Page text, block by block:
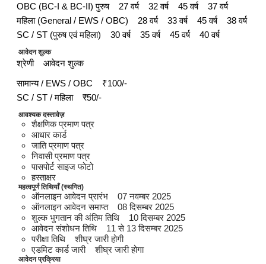
OBC (BC-I & BC-II) पुरुष 27 वर्ष 32 वर्ष 45 वर्ष 37 वर्ष
महिला (General / EWS / OBC) 28 वर्ष 33 वर्ष 45 वर्ष 38 वर्ष
SC / ST (पुरुष एवं महिला) 30 वर्ष 35 वर्ष 45 वर्ष 40 वर्ष
आवेदन शुल्क
श्रेणी आवेदन शुल्क
सामान्य / EWS / OBC ₹100/-
SC / ST / महिला ₹50/-
आवश्यक दस्तावेज़
शैक्षणिक प्रमाण पत्र
आधार कार्ड
जाति प्रमाण पत्र
निवासी प्रमाण पत्र
पासपोर्ट साइज फोटो
हस्ताक्षर
महत्वपूर्ण तिथियाँ (स्थगित)
ऑनलाइन आवेदन प्रारंभ 07 नवम्बर 2025
ऑनलाइन आवेदन समाप्त 08 दिसम्बर 2025
शुल्क भुगतान की अंतिम तिथि 10 दिसम्बर 2025
आवेदन संशोधन तिथि 11 से 13 दिसम्बर 2025
परीक्षा तिथि शीघ्र जारी होगी
एडमिट कार्ड जारी शीघ्र जारी होगा
आवेदन प्रक्रिया